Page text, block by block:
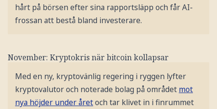
hårt på börsen efter sina rapportsläpp och får AI-
frossan att bestå bland investerare.
November: Kryptokris när bitcoin kollapsar
Med en ny, kryptovänlig regering i ryggen lyfter
kryptovalutor och noterade bolag på området mot
nya höjder under åretoch tar klivet in i finrummet